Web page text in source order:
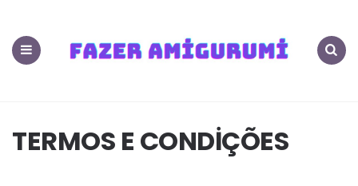
PDF
Receitas
TERMOS E CONDİÇÕES